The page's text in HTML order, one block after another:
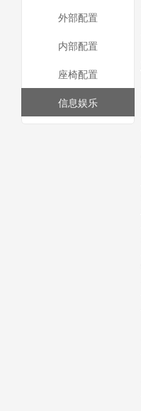
外部配置
内部配置
座椅配置
信息娱乐